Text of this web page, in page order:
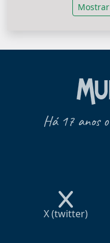
Há 17 anos
X (twitter)